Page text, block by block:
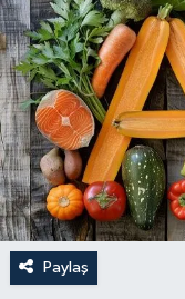
Paylaş
Haber Arşivi